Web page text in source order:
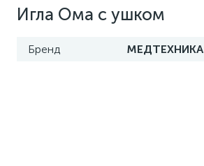
Игла Ома с ушком
МЕДТЕХНИКА